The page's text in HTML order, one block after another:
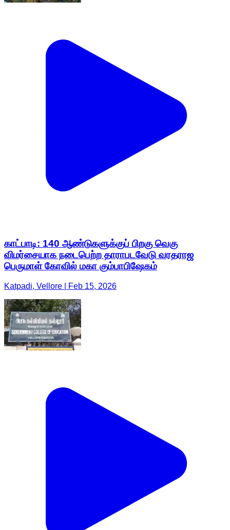
காட்பாடி: 140 ஆண்டுகளுக்குப் பிறகு வெகு
விமர்சையாக நடைபெற்ற தாராபடவேடு வரதராஜ
பெருமாள் கோவில் மகா கும்பாபிஷேகம்
Katpadi, Vellore | Feb 15, 2026